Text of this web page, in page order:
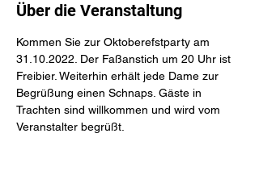
Über die Veranstaltung
Kommen Sie zur Oktoberefstparty am
31.10.2022. Der Faßanstich um 20 Uhr ist
Freibier. Weiterhin erhält jede Dame zur
Begrüßung einen Schnaps. Gäste in
Trachten sind willkommen und wird vom
Veranstalter begrüßt.